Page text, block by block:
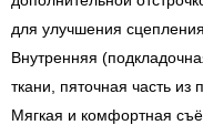
для улучшения
Внутренняя
ткани, пяточная часть из
Мягкая и комфортная